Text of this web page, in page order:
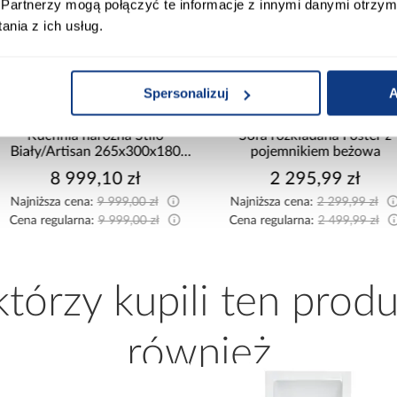
mogą połączyć te informacje z innymi danymi
z ich usług.
Spersonalizuj
Kuchnia narożna Stilo
Biały/Artisan 265x300x180
8 999,10 zł
Najniższa cena:9 999,00 zł
Cena regularna:9 999,00 zł
Sofa rozkładana Foster z
pojemnikiem beżowa
2 295,99 zł
Najniższa cena:2 299,99 zł
Cena regularna:2 499,99 zł
kupili ten
również